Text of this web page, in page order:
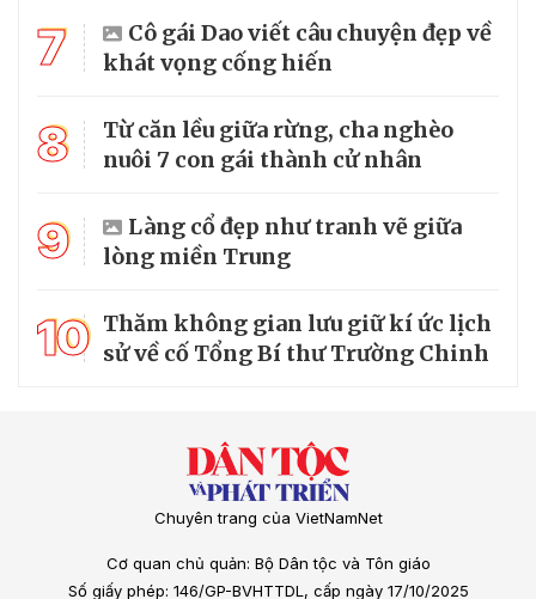
7
Cô gái Dao viết câu chuyện đẹp về
khát vọng cống hiến
8
Từ căn lều giữa rừng, cha nghèo
nuôi 7 con gái thành cử nhân
9
Làng cổ đẹp như tranh vẽ giữa
lòng miền Trung
10 Thăm không gian lưu giữ kí ức lịch
sử về cố Tổng Bí thư Trường Chinh
Chuyên trang của VietNamNet
Cơ quan chủ quản: Bộ Dân tộc và Tôn giáo
Số giấy phép: 146/GP-BVHTTDL, cấp ngày 17/10/2025